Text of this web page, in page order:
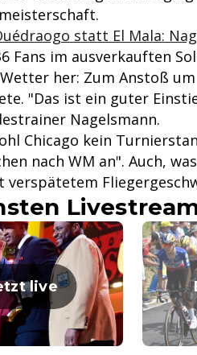
statt El Mala:
Fans im ausverkauften
her: Zum Anstoß
"Das ist ein guter
Nagelsmann.
Chicago kein
nach WM an". Auch,
verspätetem
live